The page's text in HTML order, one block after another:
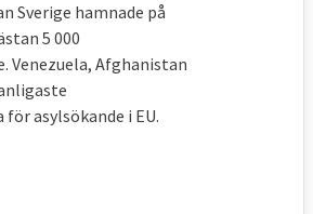
finns bland annat regler
och
Sverige hamnade på
5 000
Venezuela, Afghanistan
asylsökande i EU.